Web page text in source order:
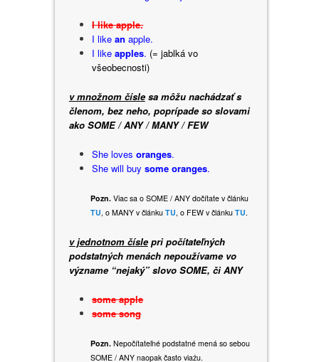
I like apple.
I likean apple.
I likeapples. (= jablká vo
všeobecnosti)
v množnom číslesa môžu nachádzať s
členom, bez neho, poprípade so slovami
ako SOME / ANY / MANY / FEW
She lovesoranges.
She will buysome oranges.
Pozn.Viac sa o SOME / ANY dočítate v článku
TU, o MANY v článku TU, o FEW v článku TU.
v jednotnom číslepri počítateľných
podstatných menách nepoužívame vo
význame “nejaký” slovo SOME, či ANY
some apple
some song
Pozn.Nepočítateľné podstatné mená so sebou
SOME / ANY naopak často viažu.